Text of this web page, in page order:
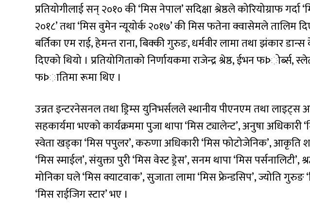
प्रतियोगीलाई सन् २०१० की ‘मिस नेपाल’ सदिक्षा श्रेष्ठले कोरियोग्राफ
२०१८’ तथा ‘मिस वुमेन न्यूयोर्क २०१७’ की मिस फतेना क्वासेमले तालिम
बर्तिका एम राई, हेमन्त राना, बिक्की गुरुङ, धर्मवीर लामा तथा झंकार डान्स
दिएको थियो । प्रतियोगिताको निर्णायकमा राजेन्द्र श्रेष्ठ, ईभन फÞोर्ब्स,
फÞातिमा रूमा थिए ।
उन्नत इन्टरनेसनल तथा ड्रिम्स युनिभर्सलले स्थानीय पीएनएम तथा लाइट्स
सहकार्यमा भएको कार्यक्रममा पुजा थापा ‘मिस ट्यालेन्ट’, अनुषा अधिकारी
स्वेता खड्का ‘मिस पपुलर’, करुणा अधिकारी ‘मिस फोटोजेनिक’, आकृति
‘मिस स्माईल’, संयुक्ता पुरी ‘मिस वेस्ट ड्रेस’, सनम थापा ‘मिस पर्सनालिटी’,
मोनिका घले ‘मिस क्याटवाक’, सुजाता लामा ‘मिस फ्रेन्डसिप’, ज्योति गुरुङ
‘मिस राईजिग स्टार’ भए ।